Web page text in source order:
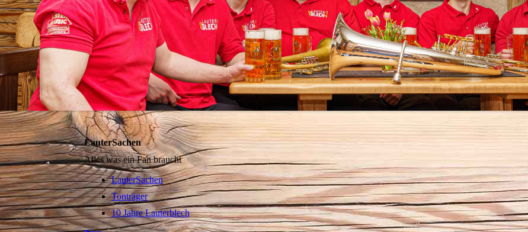
LauterSachen
Alles was ein Fan braucht
LauterSachen
Tonträger
10 Jahre Lauterblech